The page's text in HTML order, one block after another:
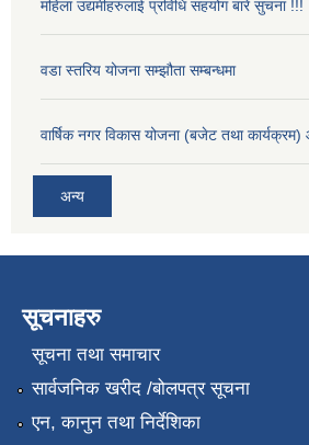
महिला उद्यमीहरुलाई प्रविधि सहयोग बारे सुचना !!!
वडा स्तरिय योजना सम्झौता सम्बन्धमा
वार्षिक नगर विकास योजना (बजेट तथा
अन्य
सूचनाहरु
सूचना तथा समाचार
सार्वजनिक खरीद /बोलपत्र सूचना
एन, कानुन तथा निर्देशिका